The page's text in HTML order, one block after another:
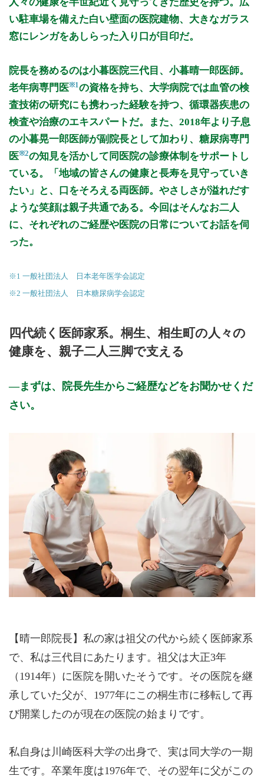
16:00 - 18:00
○ ○ ○ ○
休診日: 日、祝
※診療時間や臨時休診・診療内容等について、事前に必ず医療
機関ホームページ、またはお電話にてご確認ください。
>>病院なびで医療機関の詳細を見る
公式HPはこちら
い駐車場を備えた白い壁面の医院建物、大きなガラス
窓にレンガをあしらった入り口が目印だ。
院長を務めるのは小暮医院三代目、小暮晴一郎医師。
老年病専門医※1の資格を持ち、大学病院では血管の検
査技術の研究にも携わった経験を持つ、循環器疾患の
検査や治療のエキスパートだ。また、2018年より子息
の小暮晃一郎医師が副院長として加わり、糖尿病専門
医※2の知見を活かして同医院の診療体制をサポートし
ている。「地域の皆さんの健康と長寿を見守っていき
たい」と、口をそろえる両医師。やさしさが溢れだす
ような笑顔は親子共通である。今回はそんなお二人
に、それぞれのご経歴や医院の日常についてお話を伺
った。
※1 一般社団法人 日本老年医学会認定
※2 一般社団法人 日本糖尿病学会認定
四代続く医師家系。桐生、相生町の人々の
健康を、親子二人三脚で支える
まずは、院長先生からご経歴などをお聞かせくだ
さい。
【晴一郎院長】私の家は祖父の代から続く医師家系
で、私は三代目にあたります。祖父は大正3年
（1914年）に医院を開いたそうです。その医院を継
承していた父が、1977年にこの桐生市に移転して再
び開業したのが現在の医院の始まりです。
私自身は川崎医科大学の出身で、実は同大学の一期
生です。卒業年度は1976年で、その翌年に父がこの